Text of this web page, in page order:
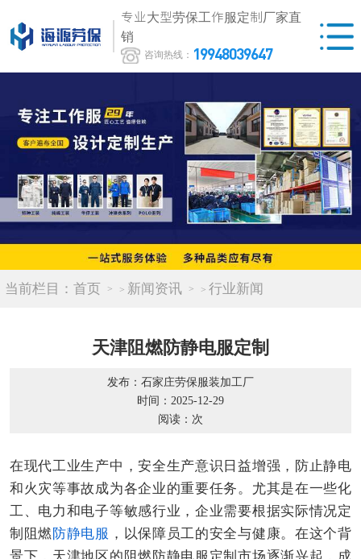
专业大型劳保工作服定制厂家直
销
咨询热线： 19948039647
当前栏目： 首页 > 新闻资讯 > 行业新闻
天津阻燃防静电服定制
发布：石家庄劳保服装加工厂
时间：2025-12-29
阅读： 次
在现代工业生产中，安全生产意识日益增强，防止静电
和火灾等事故成为各企业的重要任务。尤其是在一些化
工、电力和电子等敏感行业，企业需要根据实际情况定
制阻燃 防静电服 ，以保障员工的安全与健康。在这个背